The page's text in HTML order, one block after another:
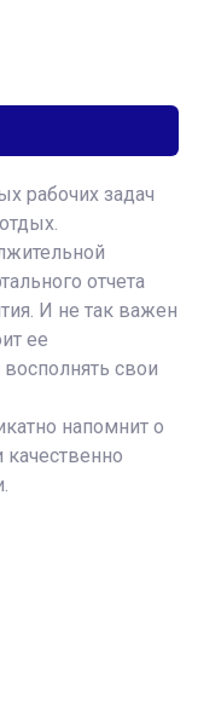
рабочих задач
отчета
И не так важен
ее
свои
напомнит о